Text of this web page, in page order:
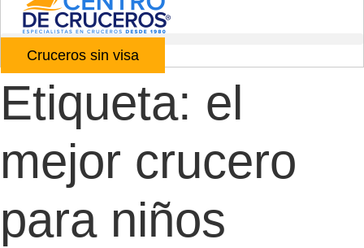
Cruceros sin visa
Etiqueta: el
mejor crucero
para niños